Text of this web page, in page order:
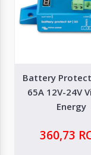
Battery
65A 12V-24V
Energy
360,73